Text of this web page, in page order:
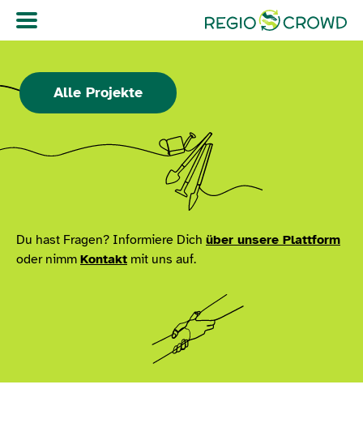
Navigation überspringen
Alle Projekte
Du hast Fragen? Informiere Dich über unsere Plattform
oder nimm Kontakt mit uns auf.